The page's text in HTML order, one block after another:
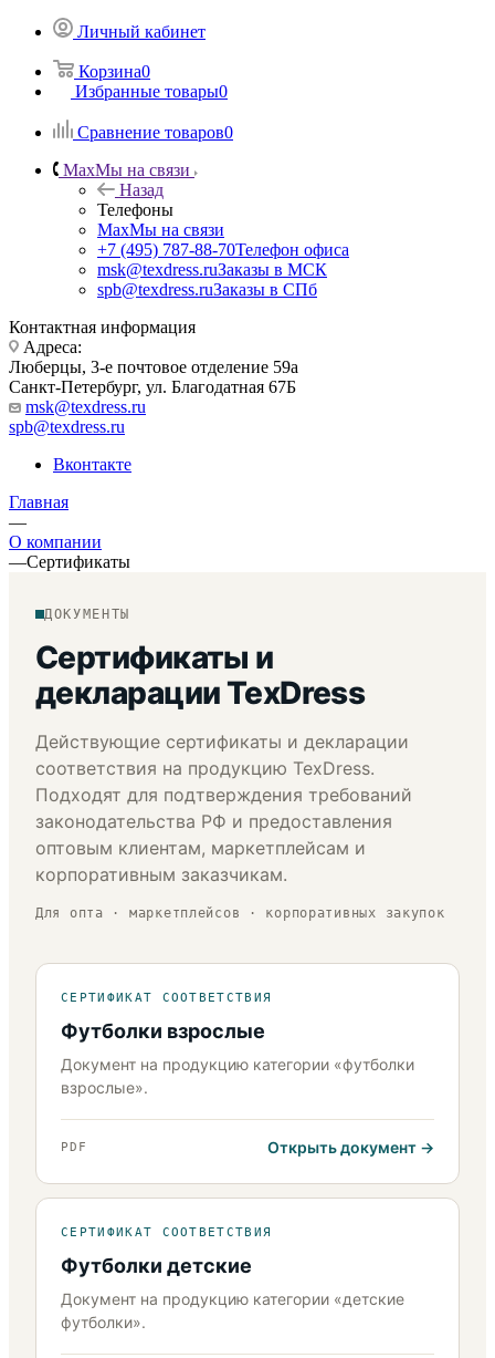
Личный кабинет
Корзина0
Избранные товары0
Сравнение товаров0
MaxМы на связи
Назад
Телефоны
MaxМы на связи
+7 (495) 787-88-70Телефон офиса
msk@texdress.ruЗаказы в МСК
spb@texdress.ruЗаказы в СПб
Контактная информация
Адреса:
Люберцы, 3-е почтовое отделение 59а
Санкт-Петербург, ул. Благодатная 67Б
msk@texdress.ru
spb@texdress.ru
Вконтакте
Главная
—
О компании
—Сертификаты
ДОКУМЕНТЫ
Сертификаты и
декларации TexDress
Действующие сертификаты и декларации
соответствия на продукцию TexDress.
Подходят для подтверждения требований
законодательства РФ и предоставления
оптовым клиентам, маркетплейсам и
корпоративным заказчикам.
Для опта · маркетплейсов · корпоративных закупок
СЕРТИФИКАТ СООТВЕТСТВИЯ
Футболки взрослые
Документ на продукцию категории «футболки
взрослые».
PDF Открыть документ
СЕРТИФИКАТ СООТВЕТСТВИЯ
Футболки детские
Документ на продукцию категории «детские
футболки».